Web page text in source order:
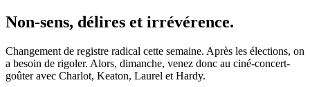
Non-sens, délires et irrévérence.
Changement de registre radical cette semaine. Après les élections, on
a besoin de rigoler. Alors, dimanche, venez donc au ciné-concert-
goûter avec Charlot, Keaton, Laurel et Hardy.